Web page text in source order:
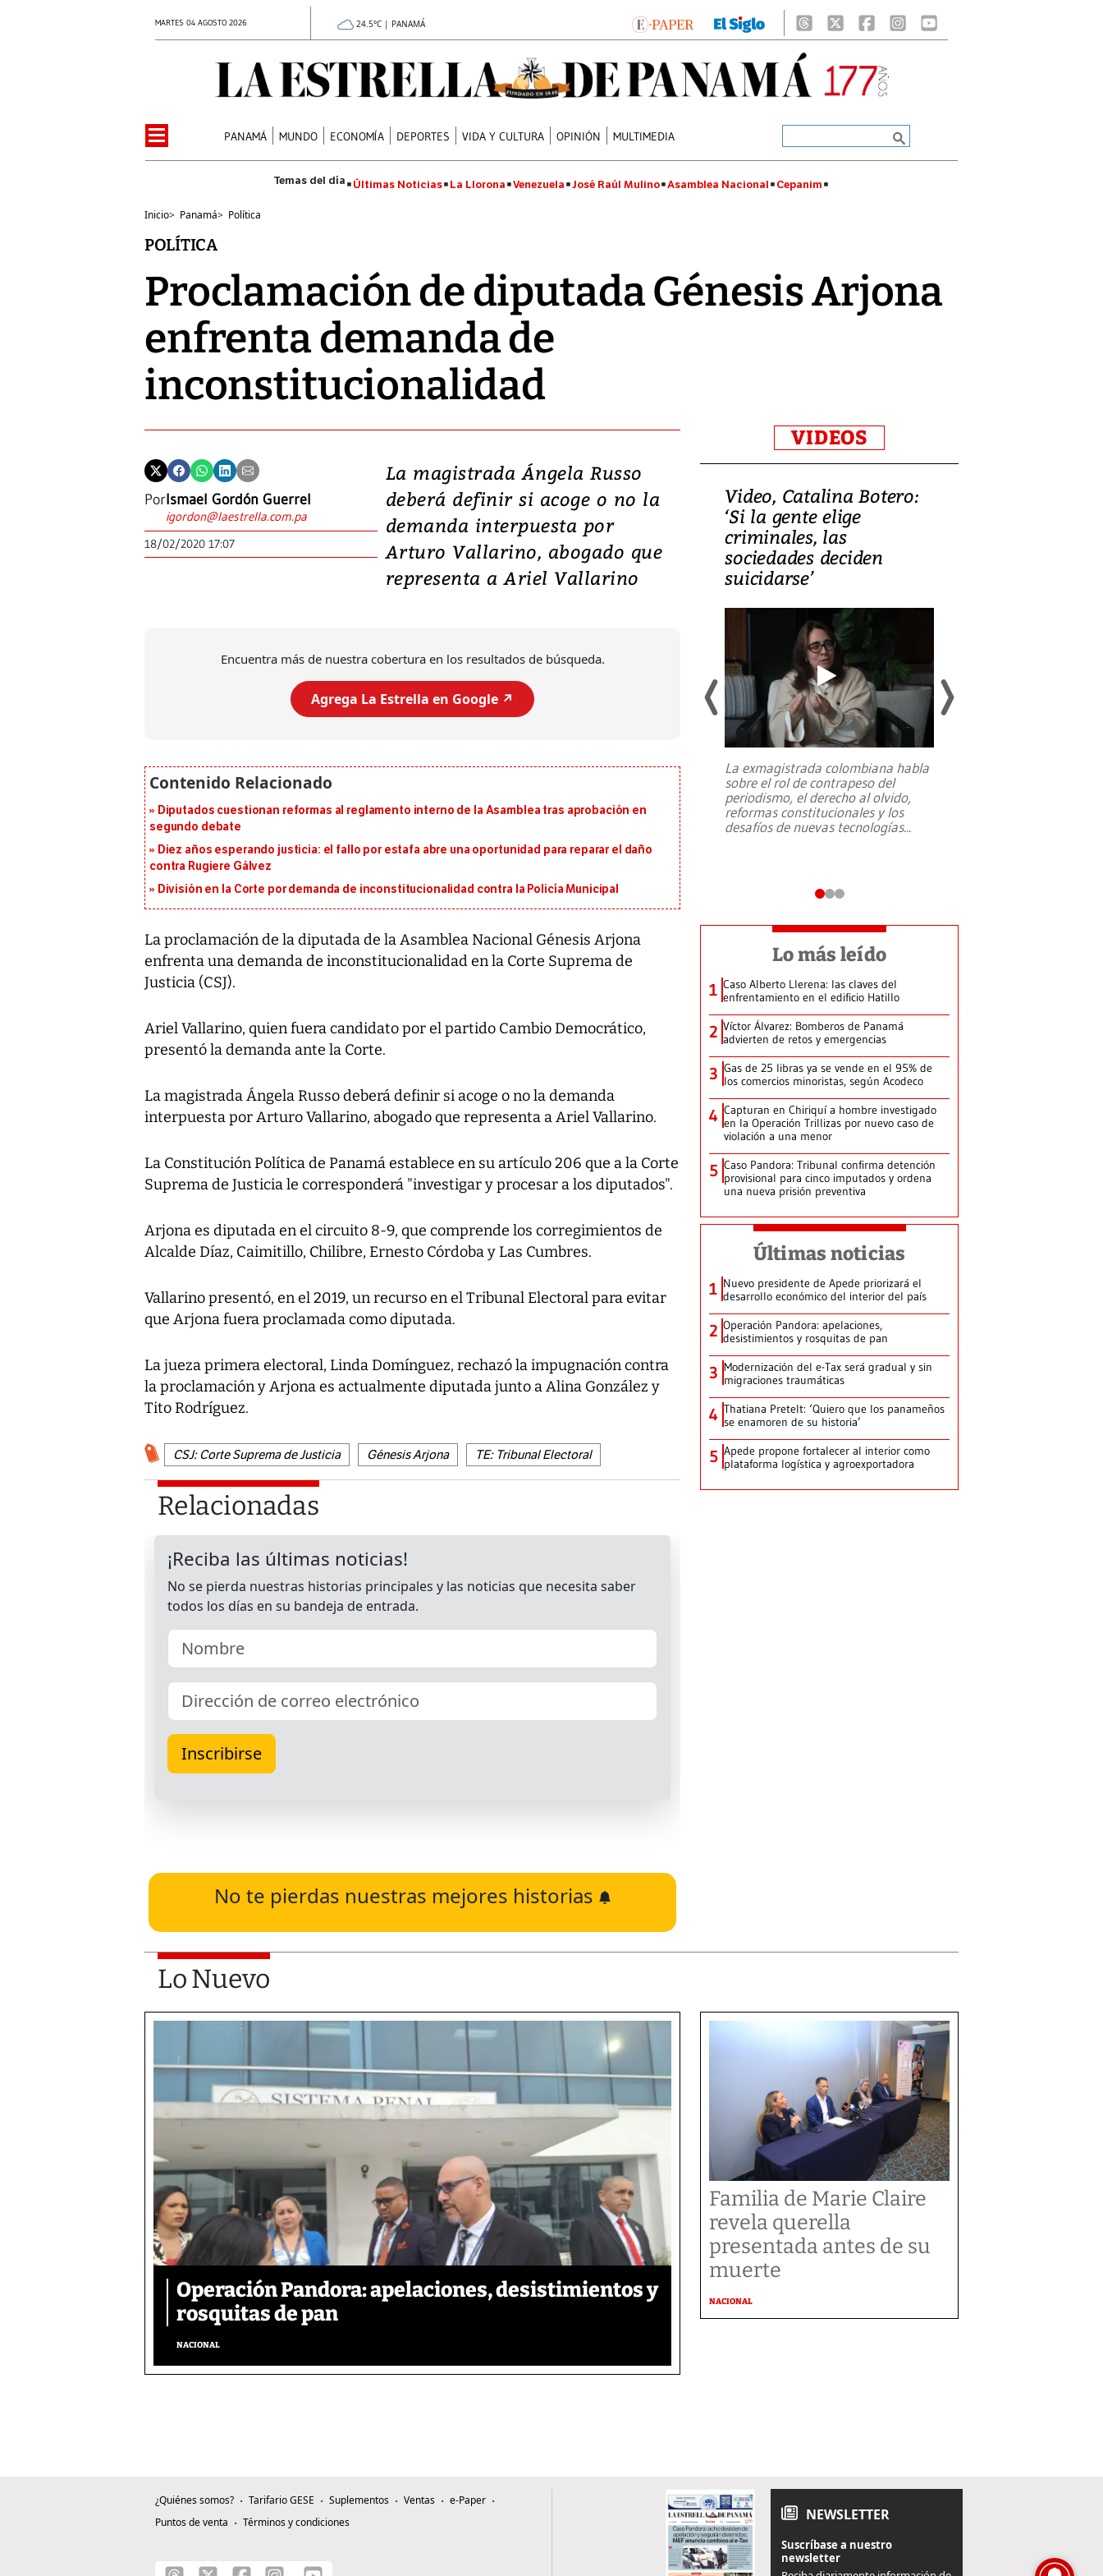
MARTES 04 AGOSTO 2026 24.5°C | PANAMÁ
PANAMÁ MUNDO ECONOMÍA DEPORTES VIDA Y CULTURA OPINIÓN MULTIMEDIA
Últimas Noticias La Llorona Venezuela José Raúl Mulino Asamblea Nacional Cepanim
Inicio> Panamá> Política
POLÍTICA
Proclamación de diputada Génesis Arjona
enfrenta demanda de
inconstitucionalidad
PorIsmael Gordón Guerrel
igordon@laestrella.com.pa
18/02/2020 17:07
La magistrada Ángela Russo
deberá definir si acoge o no la
demanda interpuesta por
Arturo Vallarino, abogado que
representa a Ariel Vallarino
Encuentra más de nuestra cobertura en los resultados de búsqueda.
Agrega La Estrella en Google ↗️
Diputados cuestionan reformas al reglamento interno de la Asamblea tras aprobación en
segundo debate
Diez años esperando justicia: el fallo por estafa abre una oportunidad para reparar el daño
contra Rugiere Gálvez
División en la Corte por demanda de inconstitucionalidad contra la Policía Municipal
La proclamación de la diputada de la Asamblea Nacional Génesis Arjona
enfrenta una demanda de inconstitucionalidad en la Corte Suprema de
Justicia (CSJ).
Ariel Vallarino, quien fuera candidato por el partido Cambio Democrático,
presentó la demanda ante la Corte.
La magistrada Ángela Russo deberá definir si acoge o no la demanda
interpuesta por Arturo Vallarino, abogado que representa a Ariel Vallarino.
La Constitución Política de Panamá establece en su artículo 206 que a la Corte
Suprema de Justicia le corresponderá "investigar y procesar a los diputados".
Arjona es diputada en el circuito 8-9, que comprende los corregimientos de
Alcalde Díaz, Caimitillo, Chilibre, Ernesto Córdoba y Las Cumbres.
Vallarino presentó, en el 2019, un recurso en el Tribunal Electoral para evitar
que Arjona fuera proclamada como diputada.
La jueza primera electoral, Linda Domínguez, rechazó la impugnación contra
la proclamación y Arjona es actualmente diputada junto a Alina González y
Tito Rodríguez.
CSJ: Corte Suprema de Justicia Génesis Arjona TE: Tribunal Electoral
Relacionadas
No te pierdas nuestras mejores historias
VIDEOS
Video, Japón: Terremoto
deja heridos y graves
daños en Kumamoto
al sur de Japón, provocando una
Video, Catalina Botero:
‘Si la gente elige
criminales, las
sociedades deciden
suicidarse’
La exmagistrada colombiana habla
sobre el rol de contrapeso del
periodismo, el derecho al olvido,
reformas constitucionales y los
desafíos de nuevas tecnologías...
Lo más leído
1 Caso Alberto Llerena: las claves del
enfrentamiento en el edificio Hatillo
2 Víctor Álvarez: Bomberos de Panamá
advierten de retos y emergencias
3 Gas de 25 libras ya se vende en el 95% de
los comercios minoristas, según Acodeco
4 Capturan en Chiriquí a hombre investigado
en la Operación Trillizas por nuevo caso de
violación a una menor
5 Caso Pandora: Tribunal confirma detención
provisional para cinco imputados y ordena
una nueva prisión preventiva
Últimas noticias
1 Nuevo presidente de Apede priorizará el
desarrollo económico del interior del país
2 Operación Pandora: apelaciones,
desistimientos y rosquitas de pan
3 Modernización del e-Tax será gradual y sin
migraciones traumáticas
4 Thatiana Pretelt: ‘Quiero que los panameños
se enamoren de su historia’
5 Apede propone fortalecer al interior como
plataforma logística y agroexportadora
Lo Nuevo
Operación Pandora: apelaciones, desistimientos y
rosquitas de pan
NACIONAL
Familia de Marie Claire
revela querella
presentada antes de su
muerte
NACIONAL
¿Quiénes somos? Tarifario GESE Suplementos Ventas
e-Paper
Puntos de venta
Términos y condiciones NEWSLETTER
Suscríbase a nuestro
newsletter